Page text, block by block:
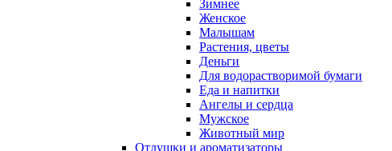
Зимнее
Женское
Малышам
Растения, цветы
Деньги
Для водорастворимой бумаги
Еда и напитки
Ангелы и сердца
Мужское
Животный мир
Отдушки и ароматизаторы